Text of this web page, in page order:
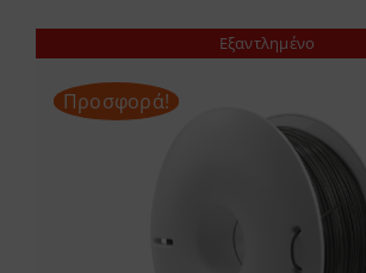
παραλλαγές.
επιλογές
Εξαντλημένο
Προσφορά!